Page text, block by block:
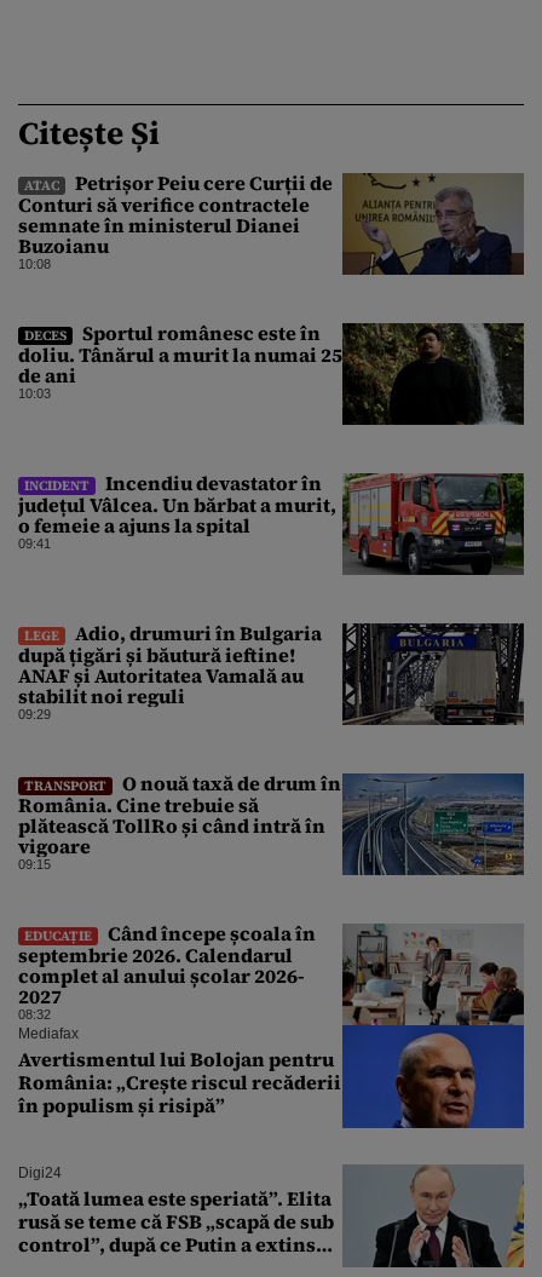
Citește Și
ATAC
Petrișor Peiu cere Curții de
Conturi să verifice contractele
semnate în ministerul Dianei
Buzoianu
10:08
DECES
Sportul românesc este în
doliu. Tânărul a murit la numai 25
de ani
10:03
INCIDENT
Incendiu devastator în
județul Vâlcea. Un bărbat a murit,
o femeie a ajuns la spital
09:41
LEGE
Adio, drumuri în Bulgaria
după țigări și băutură ieftine!
ANAF și Autoritatea Vamală au
stabilit noi reguli
09:29
TRANSPORT
O nouă taxă de drum în
România. Cine trebuie să
plătească TollRo și când intră în
vigoare
09:15
EDUCAȚIE
Când începe școala în
septembrie 2026. Calendarul
complet al anului școlar 2026-
2027
08:32
Mediafax
Avertismentul lui Bolojan pentru
România: „Crește riscul recăderii
în populism și risipă”
Digi24
„Toată lumea este speriată”. Elita
rusă se teme că FSB „scapă de sub
control”, după ce Putin a extins